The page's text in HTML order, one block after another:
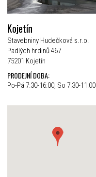
Kojetín
Stavebniny Hudečková s.r.o.
Padlých hrdinů 467
75201 Kojetín
PRODEJNÍ DOBA:
Po-Pá 7:30-16:00, So 7:30-11:00